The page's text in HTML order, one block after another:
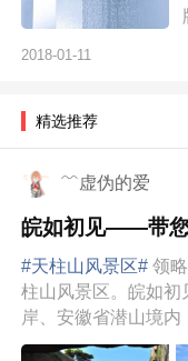
2018-01-11
精选推荐
﹌虚伪的爱
皖如初见——带您
#天柱山风景区# 领
柱山风景区。皖如
岸、安徽省潜山境
名。天柱山过去还有